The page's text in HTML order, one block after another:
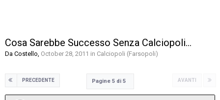
Cosa Sarebbe Successo Senza Calciopoli...
Da Costello, October 28, 2011 in Calciopoli (Farsopoli)
PRECEDENTE AVANTI
Pagine 5 di 5